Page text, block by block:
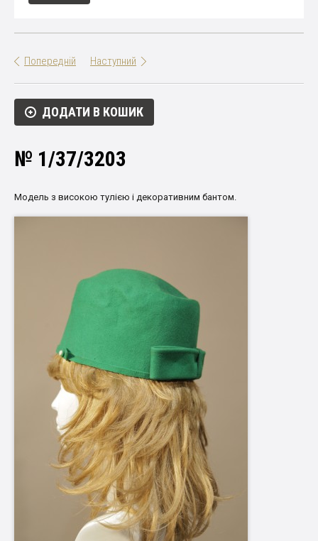
Попередній Наступний
ДОДАТИ В КОШИК
№ 1/37/3203
Модель з високою тулією і декоративним бантом.